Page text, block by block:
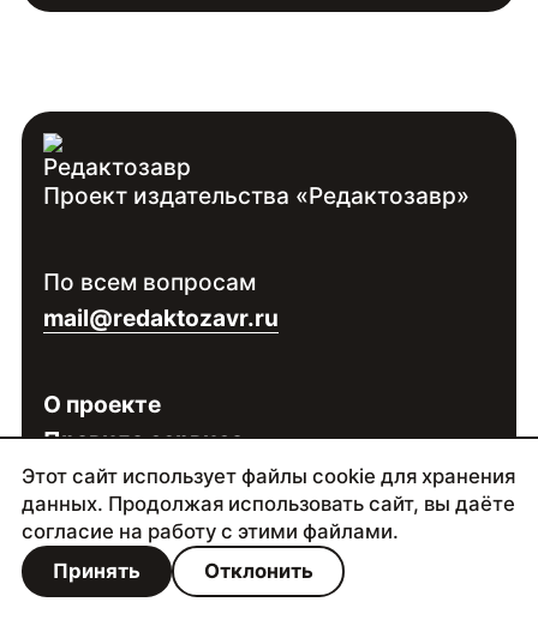
Проект издательства «Редактозавр»
По всем вопросам
mail@redaktozavr.ru
О проекте
Правила сервиса
Политика конфиденциальности
Сделано вПалиндроме | 2025–2026
Этот сайт использует файлы cookie для хранения
данных. Продолжая использовать сайт, вы даёте
согласие на работу с этими файлами.
Принять
Отклонить